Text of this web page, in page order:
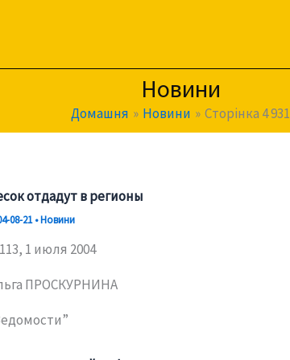
Новини
Домашня Новини Сторінка 4 931
отдадут в регионы
08-21•Новини
1 июля 2004
ПРОСКУРНИНА